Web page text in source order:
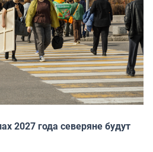
2027 года северяне будут